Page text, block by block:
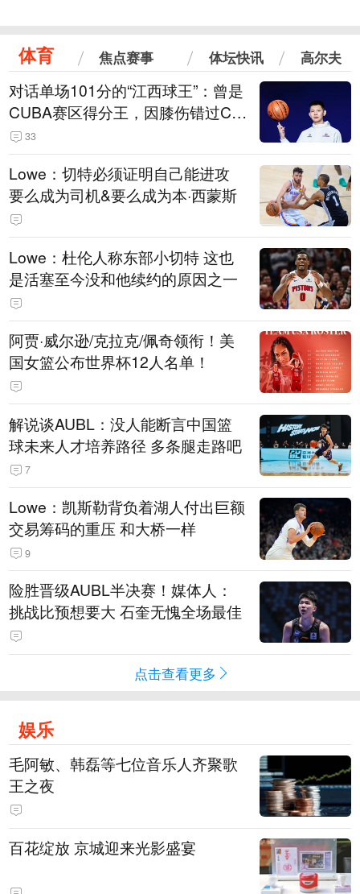
体育 焦点赛事 体坛快讯 高尔夫
对话单场101分的“江西球王”：曾是
CUBA赛区得分王，因膝伤错过CB
A选秀
33
Lowe：切特必须证明自己能进攻
要么成为司机&要么成为本·西蒙斯
Lowe：杜伦人称东部小切特 这也
是活塞至今没和他续约的原因之一
阿贾·威尔逊/克拉克/佩奇领衔！美
国女篮公布世界杯12人名单！
解说谈AUBL：没人能断言中国篮
球未来人才培养路径 多条腿走路吧
7
Lowe：凯斯勒背负着湖人付出巨额
交易筹码的重压 和大桥一样
9
险胜晋级AUBL半决赛！媒体人：
挑战比预想要大 石奎无愧全场最佳
点击查看更多
娱乐
毛阿敏、韩磊等七位音乐人齐聚歌
王之夜
百花绽放 京城迎来光影盛宴